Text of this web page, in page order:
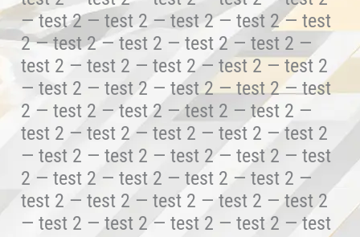
— test 2 — test 2 — test 2 — test 2 — test
2 — test 2 — test 2 — test 2 — test 2 —
test 2 — test 2 — test 2 — test 2 — test 2
— test 2 — test 2 — test 2 — test 2 — test
2 — test 2 — test 2 — test 2 — test 2 —
test 2 — test 2 — test 2 — test 2 — test 2
— test 2 — test 2 — test 2 — test 2 — test
2 — test 2 — test 2 — test 2 — test 2 —
test 2 — test 2 — test 2 — test 2 — test 2
— test 2 — test 2 — test 2 — test 2 — test